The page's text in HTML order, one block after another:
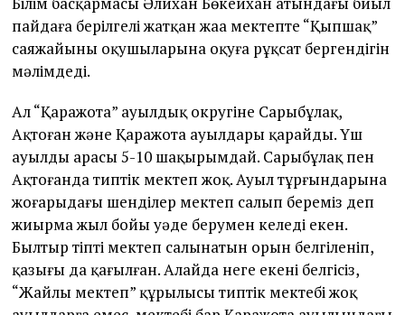
пайдаға берілгелі жатқан жаңа мектепте “Қыпшақ”
саяжайының оқушыларына оқуға рұқсат бергендігін
мәлімдеді.
Ал “Қаражота” ауылдық округіне Сарыбұлақ,
Ақтоған және Қаражота ауылдары қарайды. Үш
ауылдың арасы 5-10 шақырымдай. Сарыбұлақ пен
Ақтоғанда типтік мектеп жоқ. Ауыл тұрғындарына
жоғарыдағы шенділер мектеп салып береміз деп
жиырма жыл бойы уәде берумен келеді екен.
Былтыр тіпті мектеп салынатын орын белгіленіп,
қазығы да қағылған. Алайда неге екені белгісіз,
“Жайлы мектеп” құрылысы типтік мектебі жоқ